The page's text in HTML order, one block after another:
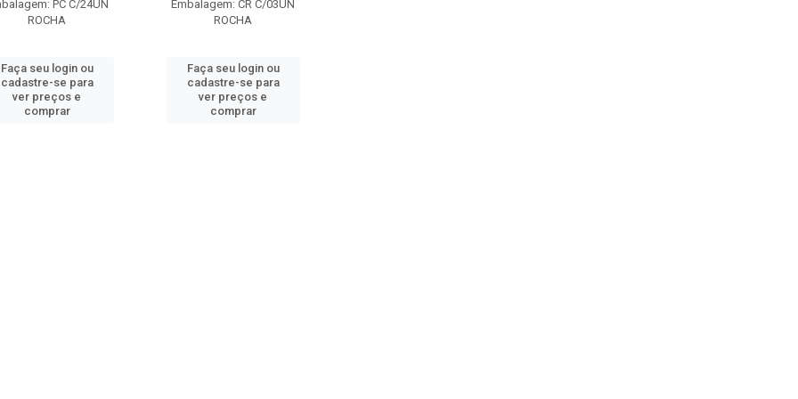
PC C/24UN
ROCHA
Faça seu login ou
cadastre-se para
ver preços e
comprar
Embalagem: CR C/03UN
ROCHA
Faça seu login ou
cadastre-se para
ver preços e
comprar